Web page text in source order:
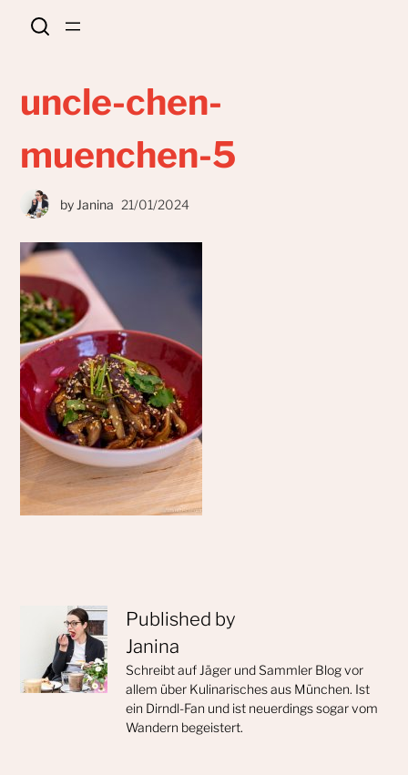
uncle-chen-
muenchen-5
by Janina 21/01/2024
Published by
Janina
Schreibt auf Jäger und Sammler Blog vor
allem über Kulinarisches aus München. Ist
ein Dirndl-Fan und ist neuerdings sogar vom
Wandern begeistert.